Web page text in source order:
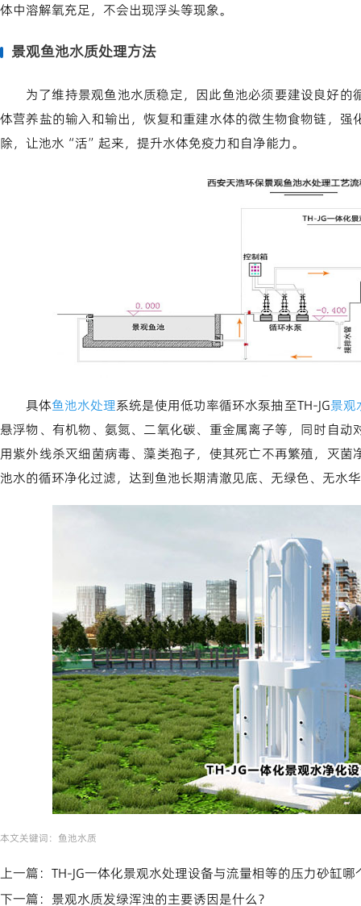
体中溶解氧充足，不会出现浮头等现象。
景观鱼池水质处理方法
为了维持景观鱼池水质稳定，因此鱼池必须要建设良好
体营养盐的输入和输出，恢复和重建水体的微生物食物链，
除，让池水“活”起来，提升水体免疫力和自净能力。
具体鱼池水处理系统是使用低功率循环水泵抽至TH-JG景观
悬浮物、有机物、氨氮、二氧化碳、重金属离子等，同时自
用紫外线杀灭细菌病毒、藻类孢子，使其死亡不再繁殖，灭
池水的循环净化过滤，达到鱼池长期清澈见底、无绿色、无水
本文关键词： 鱼池水质
上一篇： TH-JG一体化景观水处理设备与流量相等的压力砂缸哪
下一篇： 景观水质发绿浑浊的主要诱因是什么？